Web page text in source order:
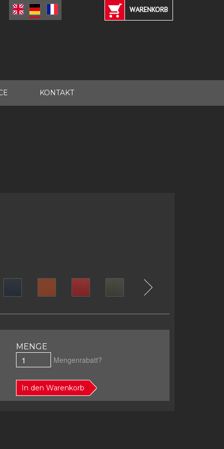
WARENKORB
KONTAKT
MENGE
Mengenrabatt?
In den Warenkorb